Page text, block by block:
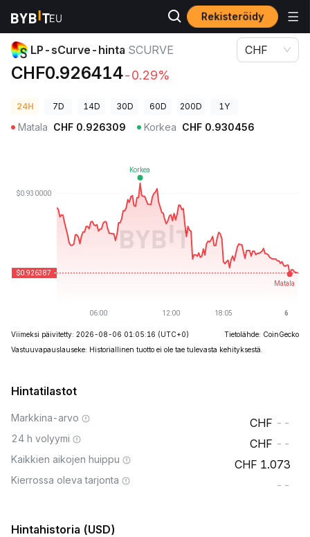
Rekisteröidy
Kryptohinnat LP-sCurve-hinta SCURVE
LP-sCurve-hinta SCURVE
CHF0.926414-0.29%
CHF
24H 7D 14D 30D 60D 200D 1Y
Matala CHF 0.926309 Korkea CHF 0.930456
Viimeksi päivitetty: 2026-08-06 01:05:16 (UTC+0)
Tietolähde: CoinGecko
Vastuuvapauslauseke: Historiallinen tuotto ei ole tae tulevasta kehityksestä.
Hintatilastot
Markkina-arvo --
24 h volyymi --
Kaikkien aikojen huippu 1.073
Kierrossa oleva tarjonta --
Hintahistoria (USD)